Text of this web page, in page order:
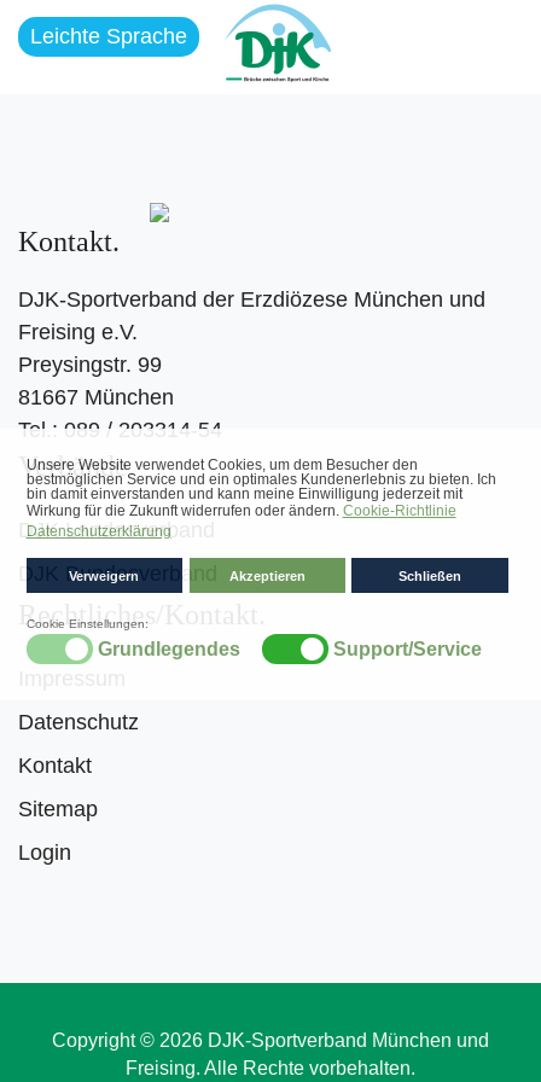
Leichte Sprache
Kontakt
DJK-Sportverband der Erzdiözese München und
Freising e.V.
Preysingstr. 99
81667 München
Tel.: 089 / 203314-54
Verbände
DJK Landesverband
DJK Bundesverband
Rechtliches/Kontakt
Datenschutz
Kontakt
Sitemap
Login
Copyright © 2026 DJK-Sportverband München und
Freising. Alle Rechte vorbehalten.